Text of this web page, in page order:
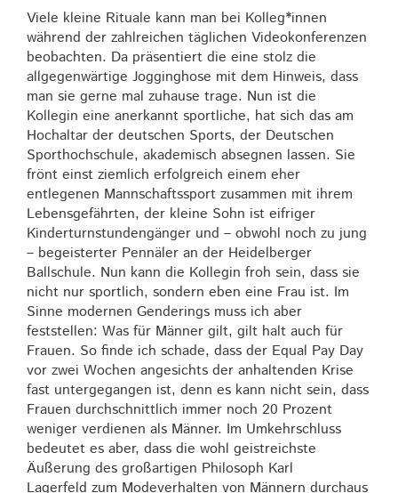
Viele kleine Rituale kann man bei Kolleg*innen
während der zahlreichen täglichen Videokonferenzen
beobachten. Da präsentiert die eine stolz die
allgegenwärtige Jogginghose mit dem Hinweis, dass
man sie gerne mal zuhause trage. Nun ist die
Kollegin eine anerkannt sportliche, hat sich das am
Hochaltar der deutschen Sports, der Deutschen
Sporthochschule, akademisch absegnen lassen. Sie
frönt einst ziemlich erfolgreich einem eher
entlegenen Mannschaftssport zusammen mit ihrem
Lebensgefährten, der kleine Sohn ist eifriger
Kinderturnstundengänger und – obwohl noch zu jung
– begeisterter Pennäler an der Heidelberger
Ballschule. Nun kann die Kollegin froh sein, dass sie
nicht nur sportlich, sondern eben eine Frau ist. Im
Sinne modernen Genderings muss ich aber
feststellen: Was für Männer gilt, gilt halt auch für
Frauen. So finde ich schade, dass der Equal Pay Day
vor zwei Wochen angesichts der anhaltenden Krise
fast untergegangen ist, denn es kann nicht sein, dass
Frauen durchschnittlich immer noch 20 Prozent
weniger verdienen als Männer. Im Umkehrschluss
bedeutet es aber, dass die wohl geistreichste
Äußerung des großartigen Philosoph Karl
Lagerfeld zum Modeverhalten von Männern durchaus